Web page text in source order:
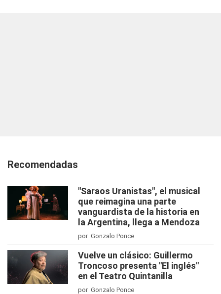
Recomendadas
"Saraos Uranistas", el musical
que reimagina una parte
vanguardista de la historia en
la Argentina, llega a Mendoza
por Gonzalo Ponce
Vuelve un clásico: Guillermo
Troncoso presenta "El inglés"
en el Teatro Quintanilla
por Gonzalo Ponce